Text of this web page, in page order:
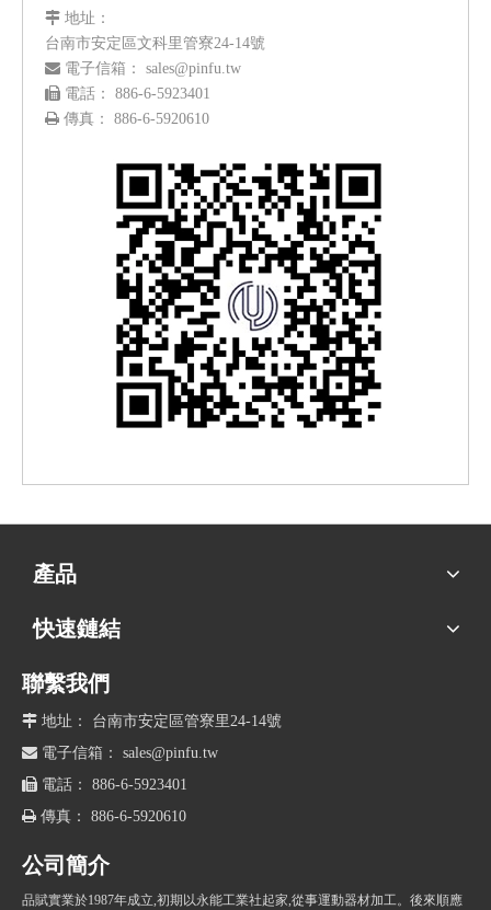
 地址：
台南市安定區文科里管寮24-14號
 電子信箱： sales@pinfu.tw
 電話： 886-6-5923401
 傳真： 886-6-5920610
產品
快速鏈結
聯繫我們
 地址： 台南市安定區管寮里24-14號
 電子信箱： sales@pinfu.tw
 電話： 886-6-5923401
 傳真： 886-6-5920610
公司簡介
品賦實業於1987年成立,初期以永能工業社起家,從事運動器材加工。後來順應